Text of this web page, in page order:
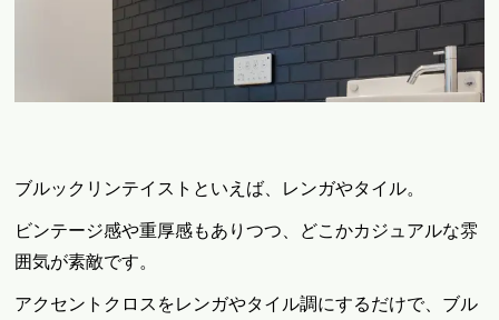
ブルックリンテイストといえば、レンガやタイル。
ビンテージ感や重厚感もありつつ、どこかカジュアルな雰
囲気が素敵です。
アクセントクロスをレンガやタイル調にするだけで、ブル